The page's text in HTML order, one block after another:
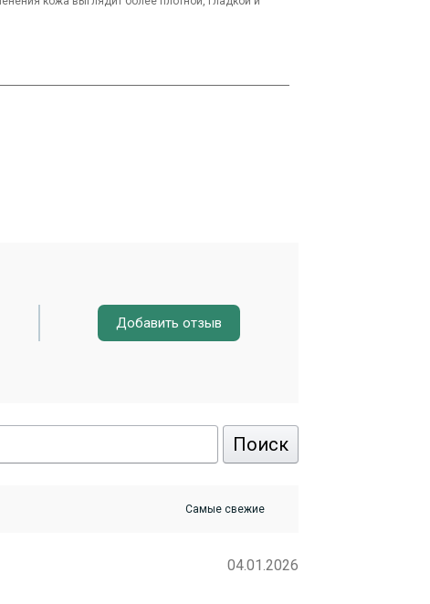
Добавить отзыв
Поиск
04.01.2026